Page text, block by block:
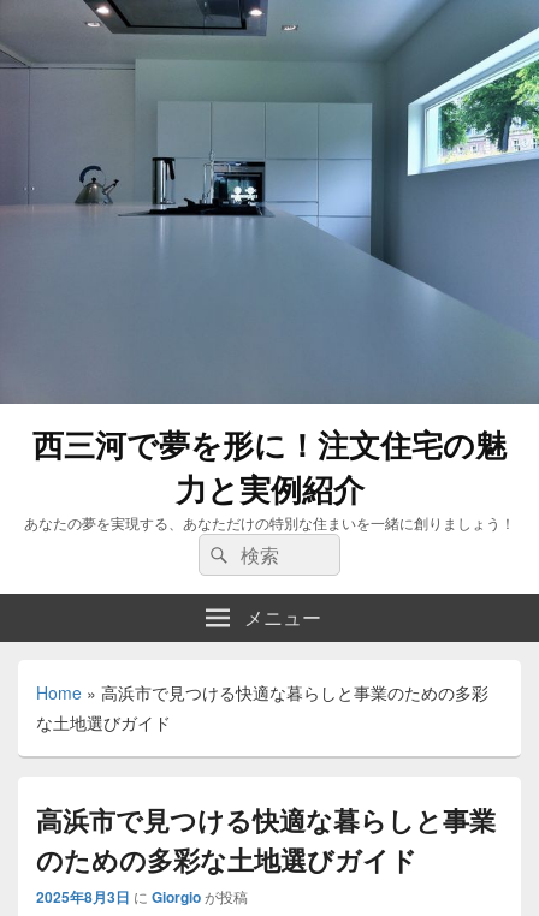
西三河で夢を形に！注文住宅の魅
力と実例紹介
あなたの夢を実現する、あなただけの特別な住まいを一緒に創りましょう！
検
索:
検
索
メニュー
Home » 高浜市で見つける快適な暮らしと事業のための多彩
な土地選びガイド
高浜市で見つける快適な暮らしと事業
のための多彩な土地選びガイド
2025年8月3日 に Giorgioが投稿